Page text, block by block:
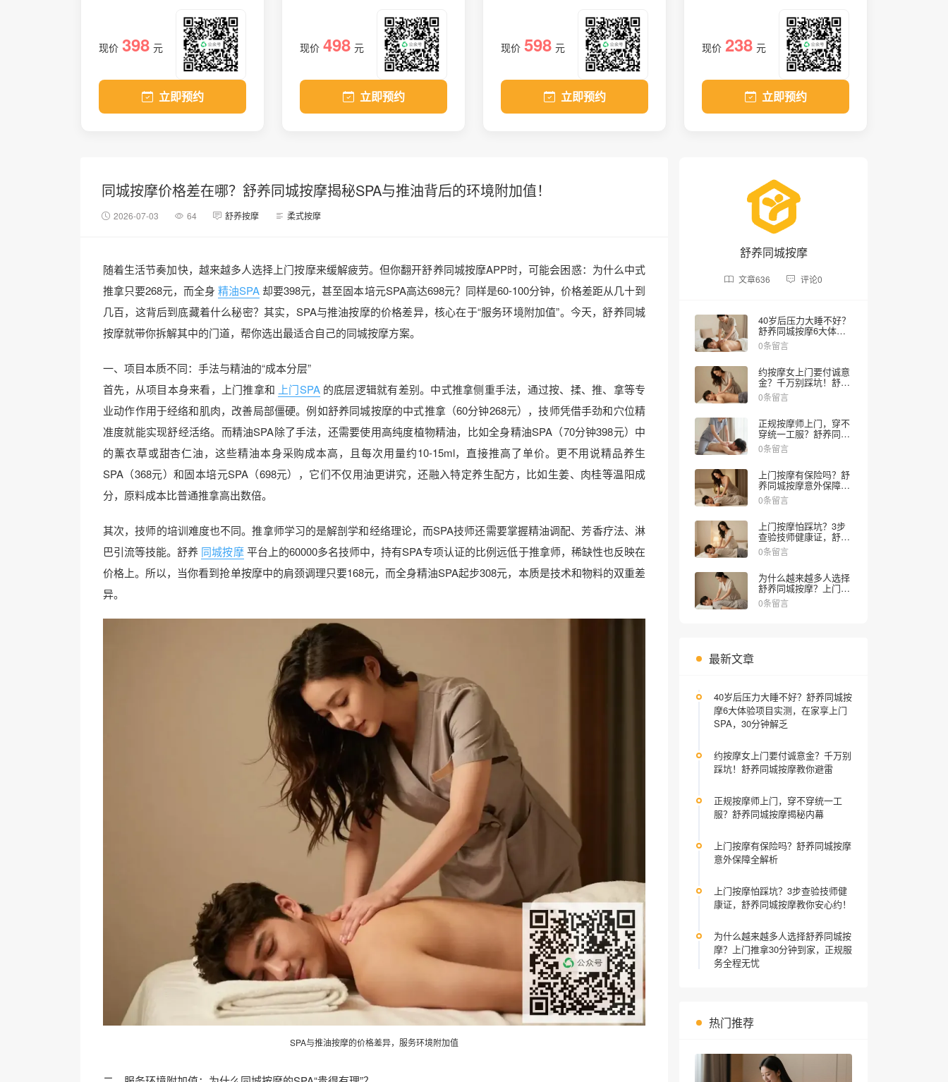
现价 398 元
立即预约
现价 498 元
立即预约
现价 598 元
立即预约
现价 238 元
立即预约
同城按摩价格差在哪？舒养同城按摩揭秘SPA与推油背后的环境附加值！
2026-07-03 64 舒养按摩 柔式按摩
随着生活节奏加快，越来越多人选择上门按摩来缓解疲劳。但你翻开舒养同城按摩APP时，可能会困惑：为什么中式
推拿只要268元，而全身 精油SPA 却要398元，甚至固本培元SPA高达698元？同样是60-100分钟，价格差距从几十到
几百，这背后到底藏着什么秘密？其实，SPA与推油按摩的价格差异，核心在于“服务环境附加值”。今天，舒养同城
按摩就带你拆解其中的门道，帮你选出最适合自己的同城按摩方案。
一、项目本质不同：手法与精油的“成本分层”
首先，从项目本身来看，上门推拿和 上门SPA 的底层逻辑就有差别。中式推拿侧重手法，通过按、揉、推、拿等专
业动作作用于经络和肌肉，改善局部僵硬。例如舒养同城按摩的中式推拿（60分钟268元），技师凭借手劲和穴位精
准度就能实现舒经活络。而精油SPA除了手法，还需要使用高纯度植物精油，比如全身精油SPA（70分钟398元）中
的薰衣草或甜杏仁油，这些精油本身采购成本高，且每次用量约10-15ml，直接推高了单价。更不用说精品养生
SPA（368元）和固本培元SPA（698元），它们不仅用油更讲究，还融入特定养生配方，比如生姜、肉桂等温阳成
分，原料成本比普通推拿高出数倍。
其次，技师的培训难度也不同。推拿师学习的是解剖学和经络理论，而SPA技师还需要掌握精油调配、芳香疗法、淋
巴引流等技能。舒养 同城按摩 平台上的60000多名技师中，持有SPA专项认证的比例远低于推拿师，稀缺性也反映在
价格上。所以，当你看到抢单按摩中的肩颈调理只要168元，而全身精油SPA起步308元，本质是技术和物料的双重差
异。
SPA与推油按摩的价格差异，服务环境附加值
舒养同城按摩
文章636 评论0
40岁后压力大睡不好？
舒养同城按摩6大体验
项目实测，在家享上门
SPA，30分钟解乏
0条留言
约按摩女上门要付诚意
金？千万别踩坑！舒养
同城按摩教你避雷
0条留言
正规按摩师上门，穿不
穿统一工服？舒养同城
按摩揭秘内幕
0条留言
上门按摩有保险吗？舒
养同城按摩意外保障全
解析
0条留言
上门按摩怕踩坑？3步
查验技师健康证，舒养
同城按摩教你安心约！
0条留言
为什么越来越多人选择
舒养同城按摩？上门推
拿30分钟到家，正规服
务全程无忧
0条留言
最新文章
40岁后压力大睡不好？舒养同城按
摩6大体验项目实测，在家享上门
SPA，30分钟解乏
约按摩女上门要付诚意金？千万别
踩坑！舒养同城按摩教你避雷
正规按摩师上门，穿不穿统一工
服？舒养同城按摩揭秘内幕
上门按摩有保险吗？舒养同城按摩
意外保障全解析
上门按摩怕踩坑？3步查验技师健
康证，舒养同城按摩教你安心约！
为什么越来越多人选择舒养同城按
摩？上门推拿30分钟到家，正规服
务全程无忧
热门推荐